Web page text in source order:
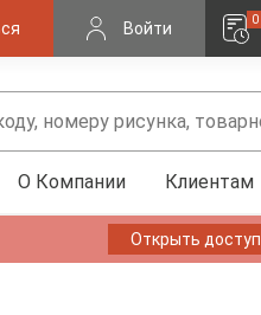
Войти 0
О Компании Клиентам
Открыть доступ